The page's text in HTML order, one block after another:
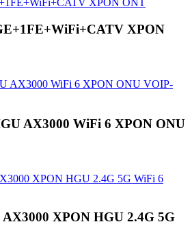
XPON
AX3000 WiFi 6 XPON ONU
XPON HGU 2.4G 5G